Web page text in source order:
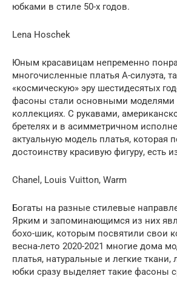
юбками в стиле 50-х годов.
Lena Hoschek
Юным красавицам непременно
многочисленные платья А-силуэта,
«космическую» эру шестидесятых
фасоны стали основными моделями
коллекциях. С рукавами,
бретелях и в асимметричном
актуальную модель платья, которая
достоинству красивую фигуру, есть
Chanel, Louis Vuitton, Warm
Богаты на разные стилевые
Ярким и запоминающимся из них
бохо-шик, которым посвятили свои
весна-лето 2020-2021 многие дома
платья, натуральные и легкие ткани,
юбки сразу выделяет такие фасоны